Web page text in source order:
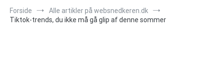
Forside
Alle artikler på websnedkeren.dk
Tiktok-trends, du ikke må gå glip af denne sommer